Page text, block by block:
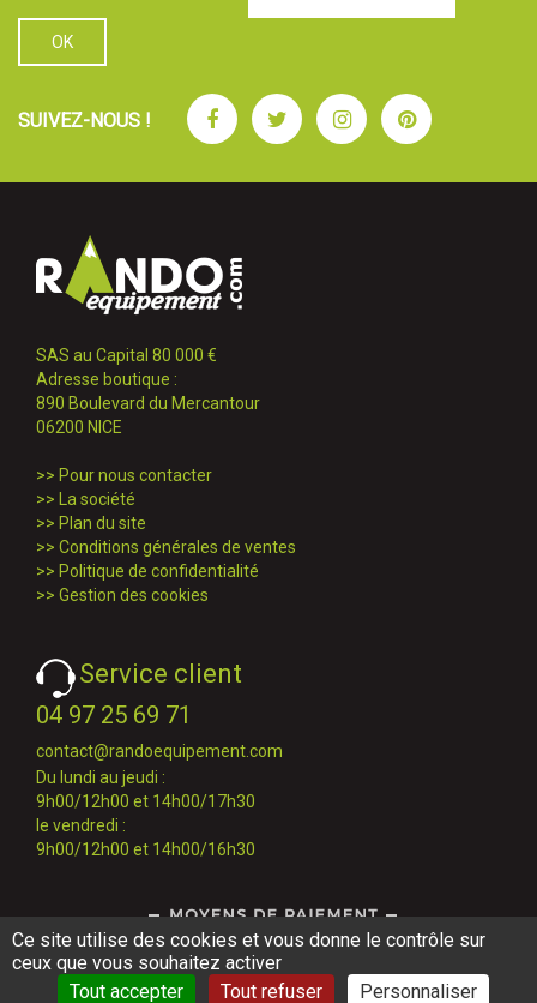
SUIVEZ-NOUS ! FacebookTwitterInstagramPinterest
SAS au Capital 80 000 €
Adresse boutique :
890 Boulevard du Mercantour
06200 NICE
>> Pour nous contacter
>>
La société
>> Plan du site
>> Conditions générales de ventes
>> Politique de confidentialité
>> Gestion des cookies
Service client
04 97 25 69 71
contact@randoequipement.com
Du lundi au jeudi :
9h00/12h00 et 14h00/17h30
le vendredi :
9h00/12h00 et 14h00/16h30
Ce site utilise des cookies et vous donne le contrôle sur
ceux que vous souhaitez activer
Tout accepter
Tout refuser Personnaliser